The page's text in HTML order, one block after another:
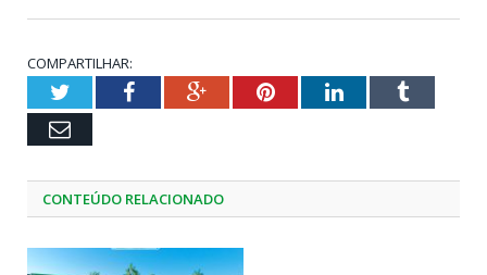
COMPARTILHAR:
TwitterFacebookGoogle+PinterestLinkedInTumblr
Email
CONTEÚDO RELACIONADO